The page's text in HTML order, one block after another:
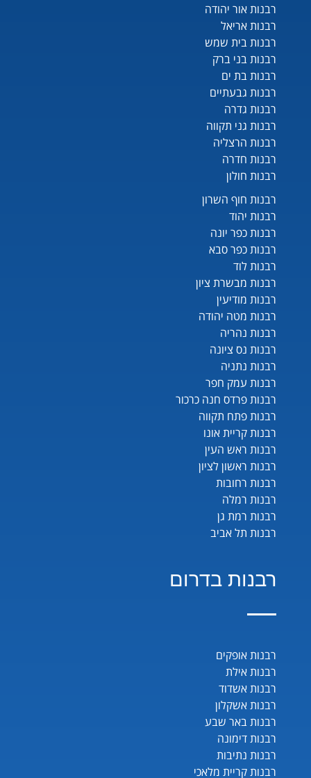
רבנות אור יהודה
רבנות אריאל
רבנות בית שמש
רבנות בני ברק
רבנות בת ים
רבנות גבעתיים
רבנות גדרה
רבנות גני תקווה
רבנות הרצליה
רבנות חדרה
רבנות חולון
רבנות חוף השרון
רבנות יהוד
רבנות כפר יונה
רבנות כפר סבא
רבנות לוד
רבנות מבשרת ציון
רבנות מודיעין
רבנות מטה יהודה
רבנות נהריה
רבנות נס ציונה
רבנות נתניה
רבנות עמק חפר
רבנות פרדס חנה כרכור
רבנות פתח תקווה
רבנות קריית אונו
רבנות ראש העין
רבנות ראשון לציון
רבנות רחובות
רבנות רמלה
רבנות רמת גן
רבנות תל אביב
רבנות בדרום
רבנות אופקים
רבנות אילת
רבנות אשדוד
רבנות אשקלון
רבנות באר שבע
רבנות דימונה
רבנות נתיבות
רבנות קריית מלאכי